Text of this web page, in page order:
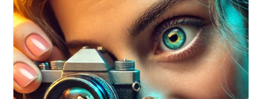
Folien
Für
DIY
Fotografie.
Kreative
DIY-
Fotografie
–
Zuhause,